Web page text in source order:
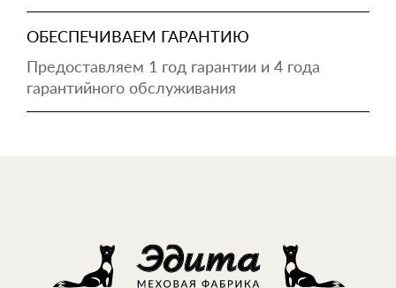
ОБЕСПЕЧИВАЕМ ГАРАНТИЮ
Предоставляем 1 год гарантии и 4 года
гарантийного обслуживания